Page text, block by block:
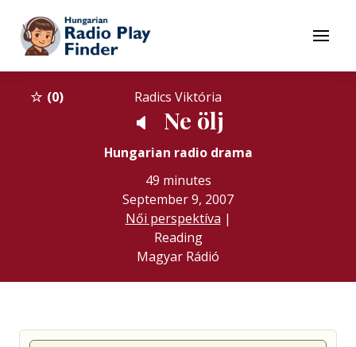
To contents
Menu
0 Radics Viktória
🔈 Ne ölj
Hungarian radio drama
49 minutes
September 9, 2007
Női perspektíva |
Reading
Magyar Rádió